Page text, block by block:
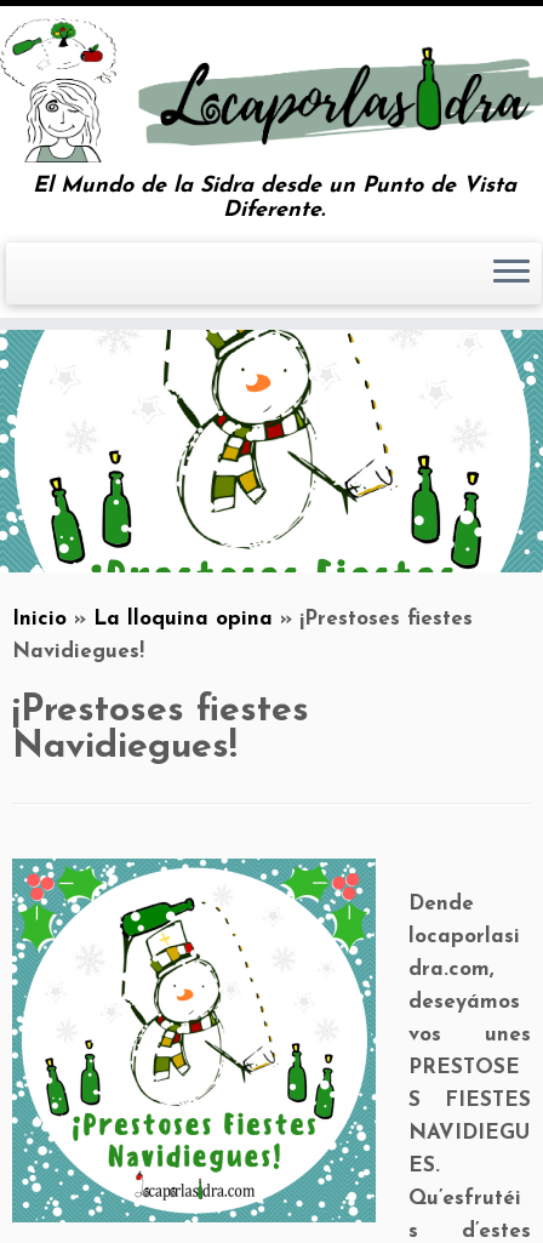
El Mundo de la Sidra desde un Punto de Vista
Diferente.
Inicio » La lloquina opina » ¡Prestoses fiestes
Navidiegues!
¡Prestoses fiestes
Navidiegues!
Dende
locaporlasi
dra.com,
deseyámos
vos unes
PRESTOSE
S FIESTES
NAVIDIEGU
ES.
Qu’esfrutéi
s d’estes